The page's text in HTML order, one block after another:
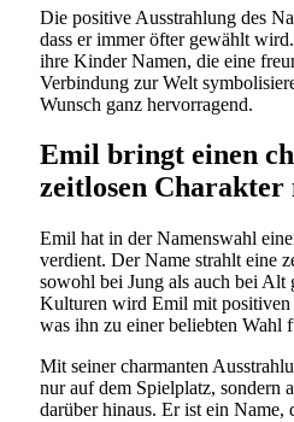
Die positive Ausstrahlung des
dass er immer öfter gewählt
ihre Kinder Namen, die eine
Verbindung zur Welt
Wunsch ganz hervorragend.
Emil bringt einen
zeitlosen Charakter
Emil hat in der Namenswahl
verdient. Der Name strahlt eine
sowohl bei Jung als auch bei Alt
Kulturen wird Emil mit positiven
was ihn zu einer beliebten Wahl
Mit seiner charmanten
nur auf dem Spielplatz, sondern
darüber hinaus. Er ist ein Name,